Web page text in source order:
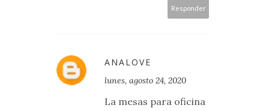
Responder
ANALOVE
lunes, agosto 24, 2020
La mesas para oficina